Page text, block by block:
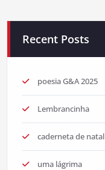
Recent Posts
poesia G&A 2025
Lembrancinha
caderneta de natal
uma lágrima